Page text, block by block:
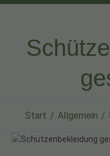
Start Allgemein